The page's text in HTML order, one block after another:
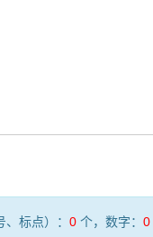
标点）： 0 个，数字： 0